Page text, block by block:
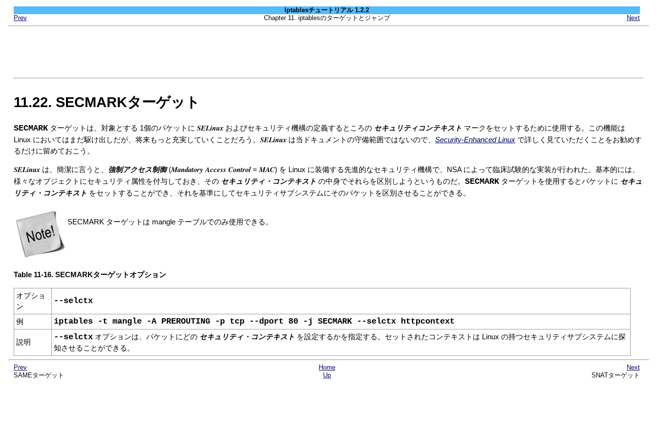
Iptablesチュートリアル 1.2.2
Prev
Chapter 11. iptablesのターゲットとジャンプ Next
11.22. SECMARKターゲット
SECMARK ターゲットは、対象とする 1個のパケットに SELinux およびセキュリティ機構の定義するところの セキュリティコンテキスト マークをセットするために使用する。この機能は
Linux においてはまだ駆け出しだが、将来もっと充実していくことだろう。 SELinux は当ドキュメントの守備範囲ではないので、 Security-Enhanced Linux で詳しく見ていただくことをお勧めす
るだけに留めておこう。
SELinux は、簡潔に言うと、 強制アクセス制御(Mandatory Access Control=MAC) を Linux に装備する先進的なセキュリティ機構で、NSA によって臨床試験的な実装が行われた。基本的には、
様々なオブジェクトにセキュリティ属性を付与しておき、その セキュリティ・コンテキスト の中身でそれらを区別しようというものだ。 SECMARK ターゲットを使用するとパケットに セキュ
リティ・コンテキスト をセットすることができ、それを基準にしてセキュリティサブシステムにそのパケットを区別させることができる。
SECMARK ターゲットは mangle テーブルでのみ使用できる。
Table 11-16. SECMARKターゲットオプション
オプショ
ン
--selctx
例 iptables -t mangle -A PREROUTING -p tcp --dport 80 -j SECMARK --selctx httpcontext
説明
--selctx オプションは、パケットにどの セキュリティ・コンテキスト を設定するかを指定する。セットされたコンテキストは Linux の持つセキュリティサブシステムに探
知させることができる。
Prev Home
Next
SAMEターゲット
Up SNATターゲット